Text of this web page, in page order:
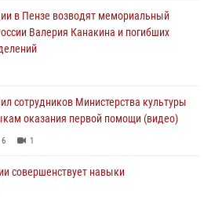
области отмечают 35-летие дежурной
в Пензе возводят мемориальный
Валерия Канакина и погибших
сотрудников Министерства культуры
оказания первой помощи (видео)
6 1
совершенствует навыки